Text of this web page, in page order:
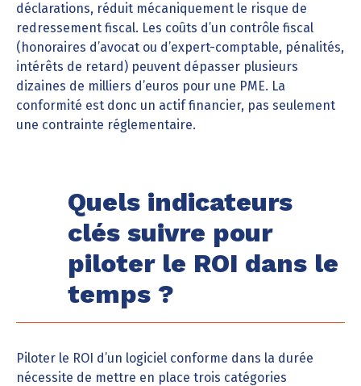
déclarations, réduit mécaniquement le risque de
redressement fiscal. Les coûts d’un contrôle fiscal
(honoraires d’avocat ou d’expert-comptable, pénalités,
intérêts de retard) peuvent dépasser plusieurs
dizaines de milliers d’euros pour une PME. La
conformité est donc un actif financier, pas seulement
une contrainte réglementaire.
Quels indicateurs
clés suivre pour
piloter le ROI dans le
temps ?
Piloter le ROI d’un logiciel conforme dans la durée
nécessite de mettre en place trois catégories